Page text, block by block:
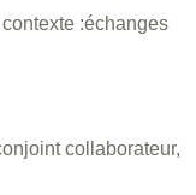
:échanges
collaborateur,